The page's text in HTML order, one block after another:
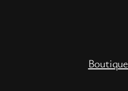
Boutique